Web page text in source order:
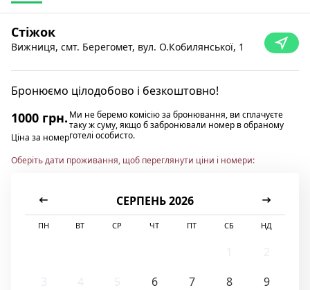
Стіжок
Вижниця, смт. Берегомет, вул. О.Кобилянської, 1
Бронюємо цілодобово і безкоштовно!
1000 грн.
Ціна за номер
Ми не беремо комісію за бронювання, ви сплачуєте
таку ж суму, якщо б забронювали номер в обраному
готелі особисто.
Оберіть дати проживання, щоб переглянути ціни і номери:
СЕРПЕНЬ 2026
ПН ВТ СР ЧТ ПТ СБ НД
6 7 8
9